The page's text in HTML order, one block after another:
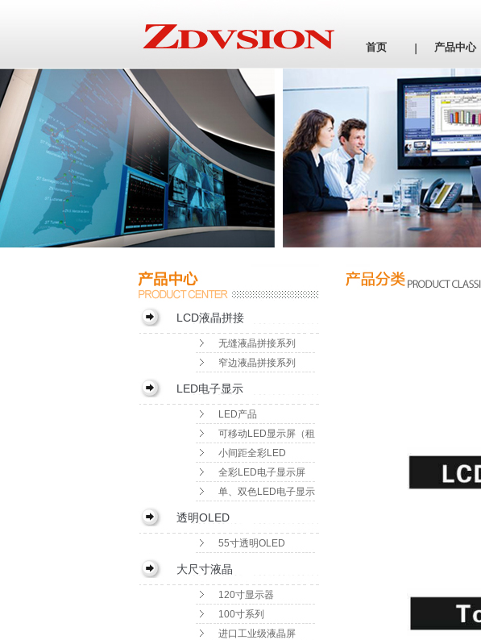
首页 产品中心
LCD液晶拼接
无缝液晶拼接系列
窄边液晶拼接系列
LED电子显示
LED产品
可移动LED显示屏（租
赁屏）小间距全彩LED
全彩LED电子显示屏
单、双色LED电子显示
屏
透明OLED
55寸透明OLED
大尺寸液晶
120寸显示器
100寸系列
进口工业级液晶屏